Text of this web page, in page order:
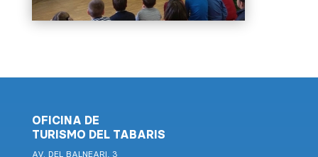
OFICINA DE
TURISMO DEL TABARIS
AV. DEL BALNEARI, 3